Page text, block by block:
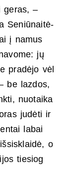
geras, –
Seniūnaitė-
į namus
jų
pradėjo vėl
be lazdos,
nuotaika
judėti ir
labai
o
tiesiog